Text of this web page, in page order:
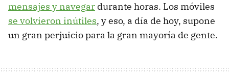
mensajes y navegar durante horas. Los móviles
se volvieron inútiles, y eso, a día de hoy, supone
un gran perjuicio para la gran mayoría de gente.